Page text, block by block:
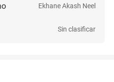
Ekhane Akash Neel
Sin clasificar